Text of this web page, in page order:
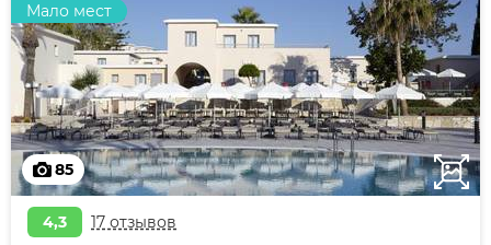
85
Мало мест
4,3 17 отзывов